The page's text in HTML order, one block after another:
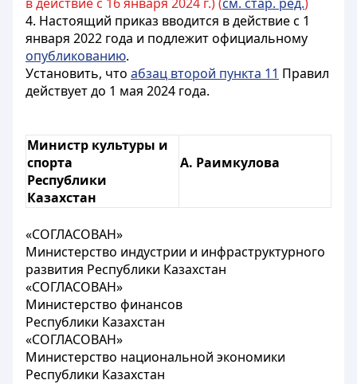
4. Настоящий приказ вводится в действие с 1
января 2022 года и подлежит официальному
опубликованию.
Установить, что абзац второй пункта 11 Правил
действует до 1 мая 2024 года.
Министр культуры и
спорта
Республики
Казахстан
А. Раимкулова
«СОГЛАСОВАН»
Министерство индустрии и инфраструктурного
развития Республики Казахстан
«СОГЛАСОВАН»
Министерство финансов
Республики Казахстан
«СОГЛАСОВАН»
Министерство национальной экономики
Республики Казахстан